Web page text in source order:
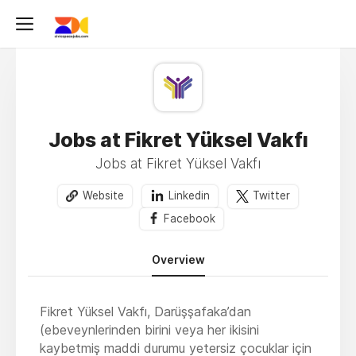
Jobs at Fikret Yüksel Vakfı
Jobs at Fikret Yüksel Vakfı
Website Linkedin
Twitter
Facebook
Overview
Fikret Yüksel Vakfı, Darüşşafaka’dan
(ebeveynlerinden birini veya her ikisini
kaybetmiş maddi durumu yetersiz çocuklar için